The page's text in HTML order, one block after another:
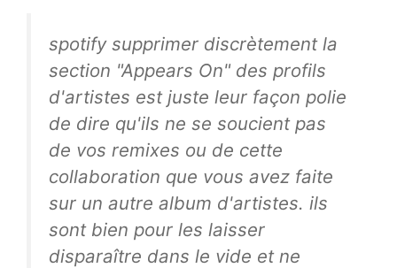
spotify supprimer discrètement la
section "Appears On" des profils
d'artistes est juste leur façon polie
de dire qu'ils ne se soucient pas
de vos remixes ou de cette
collaboration que vous avez faite
sur un autre album d'artistes. ils
sont bien pour les laisser
disparaître dans le vide et ne